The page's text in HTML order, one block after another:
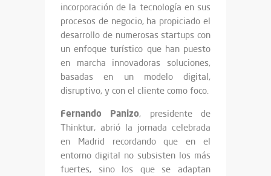
incorporación de la tecnología en sus
procesos de negocio, ha propiciado el
desarrollo de numerosas startups con
un enfoque turístico que han puesto
en marcha innovadoras soluciones,
basadas en un modelo digital,
disruptivo, y con el cliente como foco.
Fernando Panizo, presidente de
Thinktur, abrió la jornada celebrada
en Madrid recordando que en el
entorno digital no subsisten los más
fuertes, sino los que se adaptan